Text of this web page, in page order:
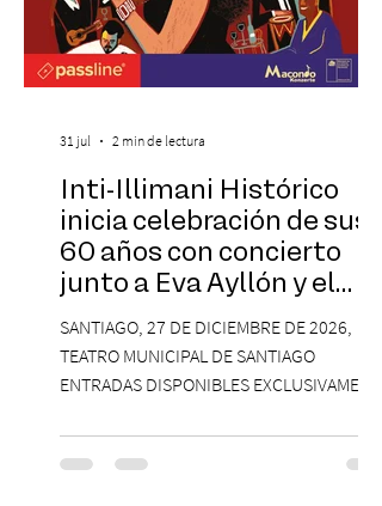
Inti-Illimani Histórico
inicia celebración de sus
60 años con concierto
junto a Eva Ayllón y el
Cuarteto Austral en el
Teatro Municipal de
Santiago
SANTIAGO, 27 DE DICIEMBRE DE 2026,
TEATRO MUNICIPAL DE SANTIAGO
ENTRADAS DISPONIBLES EXCLUSIVAMENTE
agrupación ícono de la Nueva Canción
Chilena conmemorará su legado de 60
31 jul 2 min de lectura